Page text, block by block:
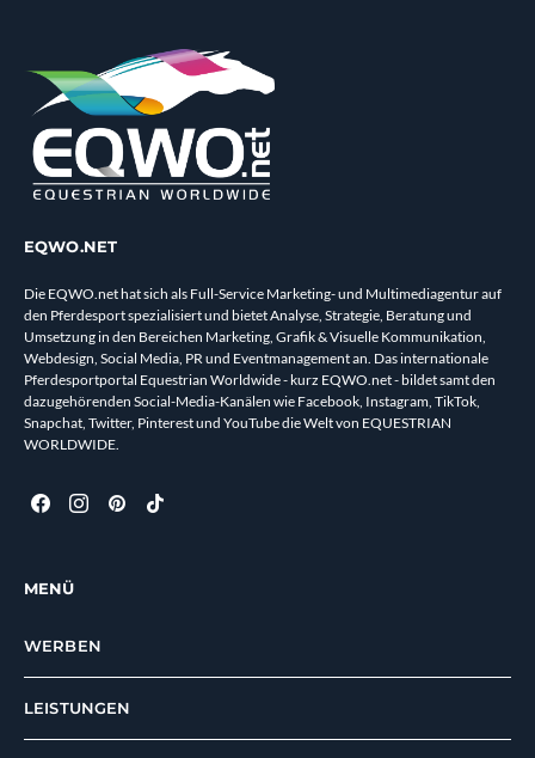
EQWO.NET
Die EQWO.net hat sich als Full-Service Marketing- und Multimediagentur auf
den Pferdesport spezialisiert und bietet Analyse, Strategie, Beratung und
Umsetzung in den Bereichen Marketing, Grafik & Visuelle Kommunikation,
Webdesign, Social Media, PR und Eventmanagement an. Das internationale
Pferdesportportal Equestrian Worldwide - kurz EQWO.net - bildet samt den
dazugehörenden Social-Media-Kanälen wie Facebook, Instagram, TikTok,
Snapchat, Twitter, Pinterest und YouTube die Welt von EQUESTRIAN
WORLDWIDE.
MENÜ
WERBEN
LEISTUNGEN